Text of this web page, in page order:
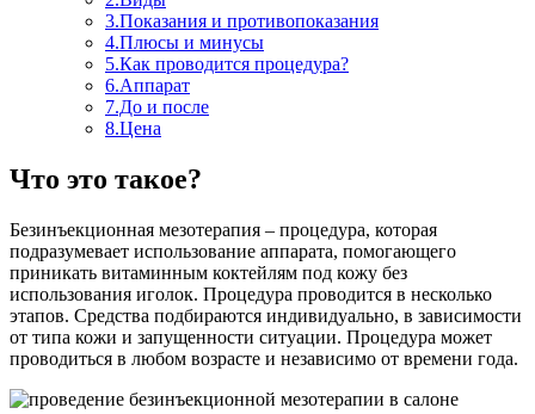
3.Показания и противопоказания
4.Плюсы и минусы
5.Как проводится процедура?
6.Аппарат
7.До и после
8.Цена
Что это такое?
Безинъекционная мезотерапия – процедура, которая
подразумевает использование аппарата, помогающего
приникать витаминным коктейлям под кожу без
использования иголок. Процедура проводится в несколько
этапов. Средства подбираются индивидуально, в зависимости
от типа кожи и запущенности ситуации. Процедура может
проводиться в любом возрасте и независимо от времени года.